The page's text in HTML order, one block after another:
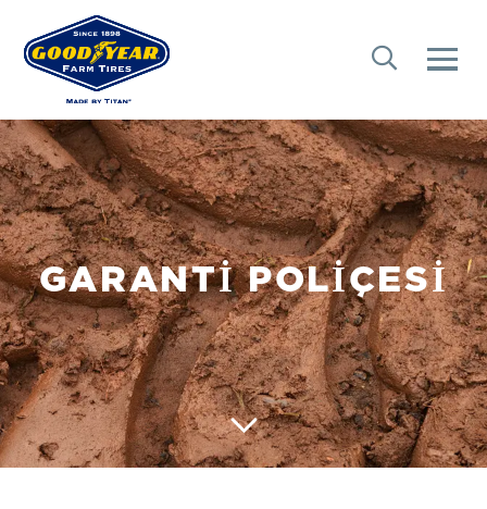
GARANTI POLIÇESI